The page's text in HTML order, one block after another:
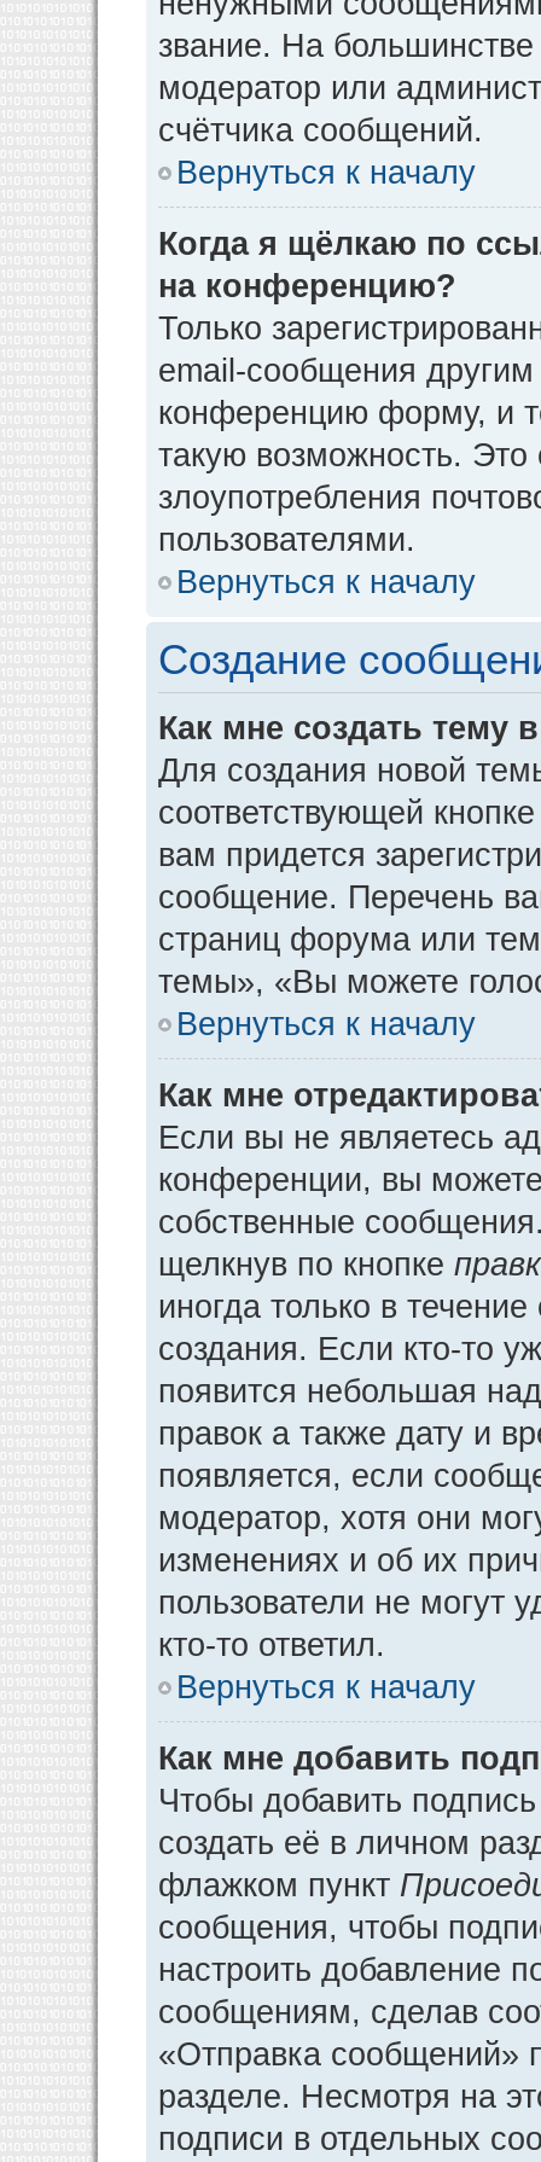
звание. На
модератор или
счётчика сообщений.
Вернуться к началу
Когда я щёлкаю по
на конференцию?
Только
email-сообщения
конференцию форму, и
такую возможность. Это
злоупотребления
пользователями.
Вернуться к началу
Создание
Как мне создать тему
Для создания новой
соответствующей
вам придется
сообщение. Перечень
страниц форума или
темы», «Вы можете
Вернуться к началу
Как мне
Если вы не являетесь
конференции, вы можете
собственные
щелкнув по кнопке
иногда только в
создания. Если кто-то
появится небольшая
правок а также дату и
появляется, если
модератор, хотя они
изменениях и об их
пользователи не могут
кто-то ответил.
Вернуться к началу
Как мне добавить
Чтобы добавить
создать её в личном
флажком пункт
сообщения, чтобы
настроить добавление
сообщениям, сделав
«Отправка сообщений»
разделе. Несмотря на
подписи в отдельных